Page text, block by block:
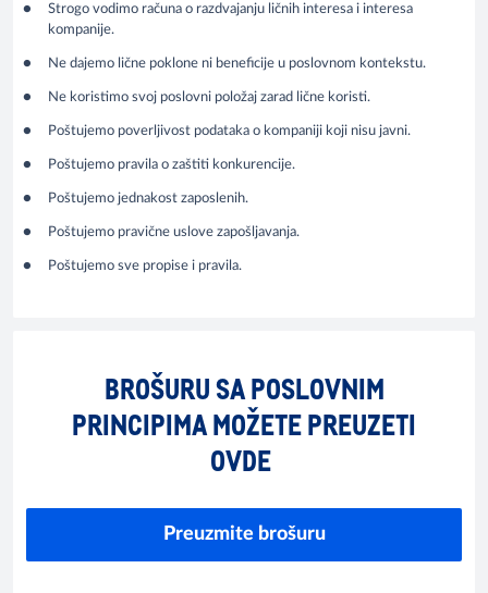
Strogo vodimo računa o razdvajanju ličnih interesa i interesa
kompanije.
Ne dajemo lične poklone ni beneficije u poslovnom kontekstu.
Ne koristimo svoj poslovni položaj zarad lične koristi.
Poštujemo poverljivost podataka o kompaniji koji nisu javni.
Poštujemo pravila o zaštiti konkurencije.
Poštujemo jednakost zaposlenih.
Poštujemo pravične uslove zapošljavanja.
Poštujemo sve propise i pravila.
BROŠURU SA POSLOVNIM
PRINCIPIMA MOŽETE PREUZETI
OVDE
Preuzmite brošuru